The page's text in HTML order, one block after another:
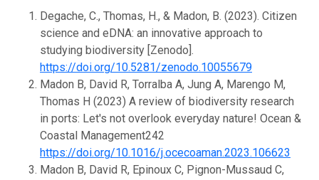
Degache, C., Thomas, H., & Madon, B. (2023). Citizen
science and eDNA: an innovative approach to
studying biodiversity [Zenodo].
https://doi.org/10.5281/zenodo.10055679
Madon B, David R, Torralba A, Jung A, Marengo M,
Thomas H (2023) A review of biodiversity research
in ports: Let's not overlook everyday nature! Ocean &
Coastal Management242
https://doi.org/10.1016/j.ocecoaman.2023.106623
Madon B, David R, Epinoux C, Pignon-Mussaud C,